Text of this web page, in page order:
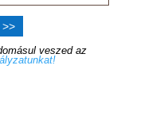
>>
veszed az